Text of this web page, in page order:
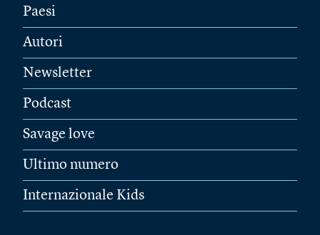
Paesi
Autori
Newsletter
Podcast
Savage love
Ultimo numero
Internazionale Kids